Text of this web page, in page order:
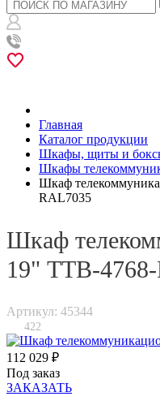
Главная
Каталог продукции
Шкафы, щиты и
Шкафы
Шкаф
RAL7035
Шкаф
19" TTB-
Артикул: 45344
422
112 029 ₽
Под заказ
ЗАКАЗАТЬ